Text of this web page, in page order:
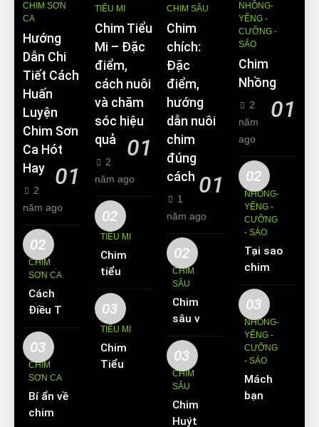
CHIM SƠN
CA
Hướng
Dẫn Chi
Tiết Cách
Huấn
Luyện
Chim Sơn
Ca Hót
Hay
01
2
năm ago
02
CHIM
SƠN CA
Cách
Điều Trị
Hiệu
Quả
Các
Bệnh
Thường
Gặp Ở
03
CHIM
SƠN CA
Bí ẩn về
chim
TIỂU MI
Chim Tiểu
Mi – Đặc
điểm,
cách nuôi
và chăm
sóc hiệu
quả
01
2
năm ago
02
TIỂU MI
Chim
tiểu mi
ăn gì?
Kinh
nghiệm
chim
tiểu mi
03
TIỂU MI
Chim
Tiểu Mi
CHIM SÂU
Chim
chích:
Đặc
điểm,
hướng
dẫn nuôi
chim
đúng
cách 01
1
năm ago
02
CHIM
SÂU
Chim
sâu và
những
thông
tin cơ
bản về
loài
chim
03
CHIM
SÂU
Chim
Huýt
NHỒNG-
YỂNG -
CƯỠNG -
SÁO
Chim
Nhồng
01
2
năm
ago
02
NHỒNG-
YỂNG -
CƯỠNG
- SÁO
Tại sao
chim
Sáo lại
được
yêu
thích
nuôi
làm thú
cưng?
03
NHỒNG-
YỂNG -
CƯỠNG
- SÁO
Mách
bạn